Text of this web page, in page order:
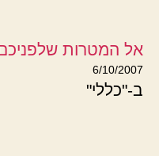
אל המטרות
6/10/2007
ב-"כללי"